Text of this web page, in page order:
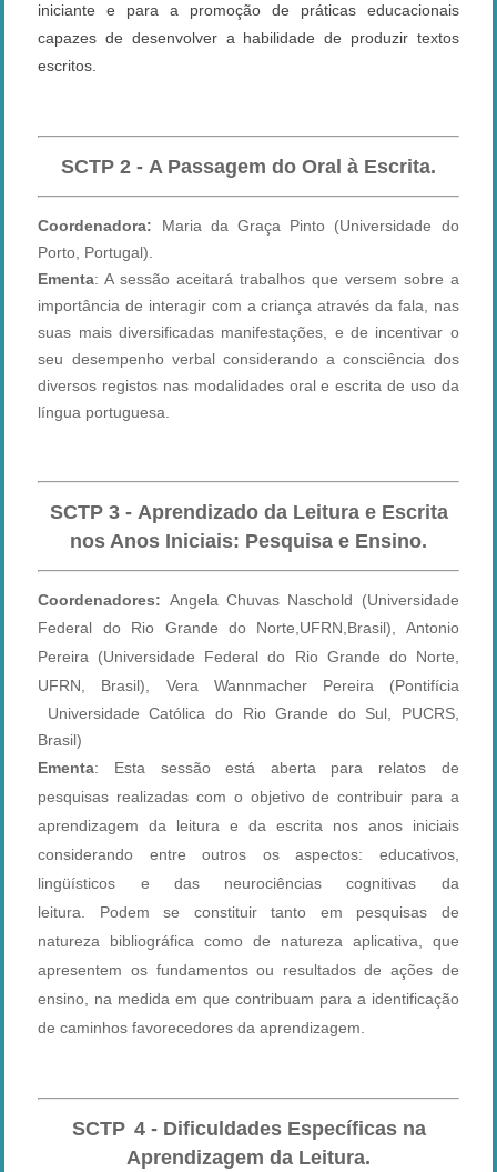
iniciante e para a promoção de práticas educacionais
capazes de desenvolver a habilidade de produzir textos
escritos.
SCTP 2 - A Passagem do Oral à Escrita.
Coordenadora: Maria da Graça Pinto (Universidade do
Porto, Portugal).
Ementa: A sessão aceitará trabalhos que versem sobre a
importância de interagir com a criança através da fala, nas
suas mais diversificadas manifestações, e de incentivar o
seu desempenho verbal considerando a consciência dos
diversos registos nas modalidades oral e escrita de uso da
língua portuguesa.
SCTP 3 - Aprendizado da Leitura e Escrita
nos Anos Iniciais: Pesquisa e Ensino.
Coordenadores: Angela Chuvas Naschold (Universidade
Federal do Rio Grande do Norte,UFRN,Brasil), Antonio
Pereira (Universidade Federal do Rio Grande do Norte,
UFRN, Brasil), Vera Wannmacher Pereira (Pontifícia
Universidade Católica do Rio Grande do Sul, PUCRS,
Brasil)
Ementa: Esta sessão está aberta para relatos de
pesquisas realizadas com o objetivo de contribuir para a
aprendizagem da leitura e da escrita nos anos iniciais
considerando entre outros os aspectos: educativos,
lingüísticos e das neurociências cognitivas da
leitura. Podemse constituir tanto em pesquisas de
natureza bibliográfica como de natureza aplicativa, que
apresentem os fundamentos ou resultados de ações de
ensino, na medida em que contribuam para a identificação
de caminhos favorecedores da aprendizagem.
SCTP 4 - Dificuldades Específicas na
Aprendizagem da Leitura.